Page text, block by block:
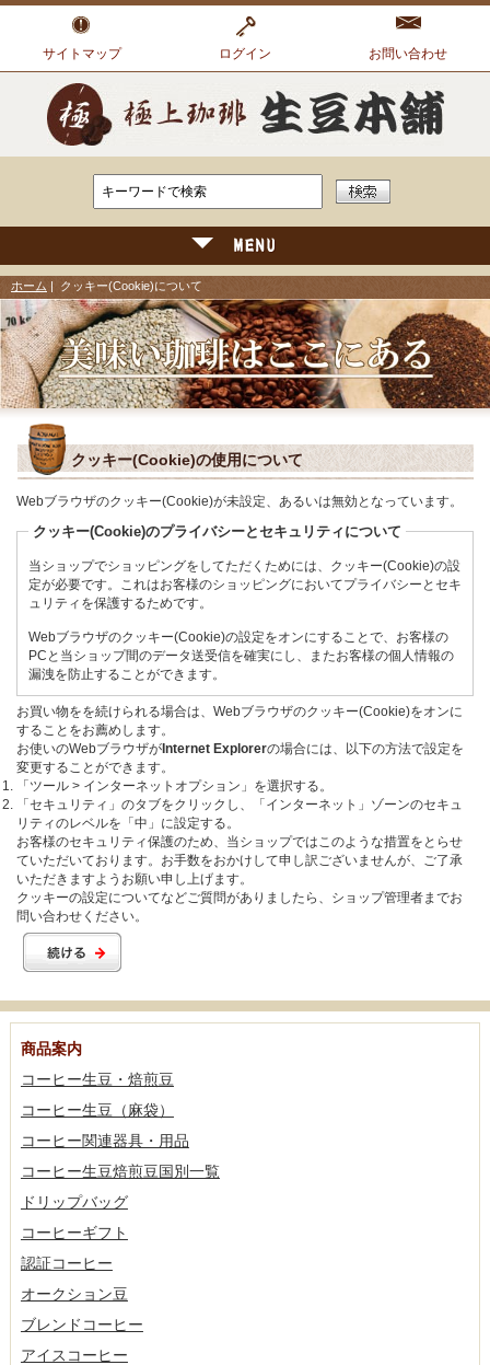
サイトマップ ログイン お問い合わせ
ホーム | クッキー(Cookie)について
クッキー(Cookie)の使用について
Webブラウザのクッキー(Cookie)が未設定、あるいは無効となっています。
クッキー(Cookie)のプライバシーとセキュリティについて
当ショップでショッピングをしてただくためには、クッキー(Cookie)の設
定が必要です。これはお客様のショッピングにおいてプライバシーとセキ
ュリティを保護するためです。
Webブラウザのクッキー(Cookie)の設定をオンにすることで、お客様の
PCと当ショップ間のデータ送受信を確実にし、またお客様の個人情報の
漏洩を防止することができます。
お買い物をを続けられる場合は、Webブラウザのクッキー(Cookie)をオンに
することをお薦めします。
お使いのWebブラウザが Internet Explorerの場合には、以下の方法で設定を
変更することができます。
「ツール > インターネットオプション」を選択する。
「セキュリティ」のタブをクリックし、「インターネット」ゾーンのセキュ
リティのレベルを「中」に設定する。
お客様のセキュリティ保護のため、当ショップではこのような措置をとらせ
ていただいております。お手数をおかけして申し訳ございませんが、ご了承
いただきますようお願い申し上げます。
クッキーの設定についてなどご質問がありましたら、ショップ管理者までお
問い合わせください。
商品案内
コーヒー生豆・焙煎豆
コーヒー生豆（麻袋）
コーヒー関連器具・用品
コーヒー生豆焙煎豆国別一覧
ドリップバッグ
コーヒーギフト
認証コーヒー
オークション豆
ブレンドコーヒー
アイスコーヒー